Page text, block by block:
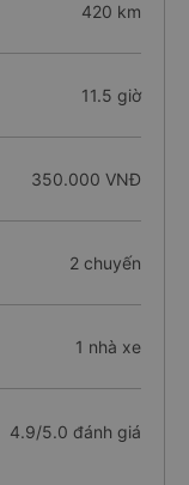
420 km
11.5 giờ
350.000 VNĐ
2 chuyến
1 nhà xe
4.9/5.0 đánh giá